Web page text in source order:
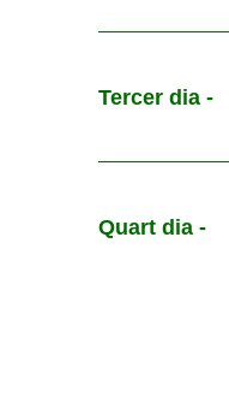
Tercer dia -
Quart dia -